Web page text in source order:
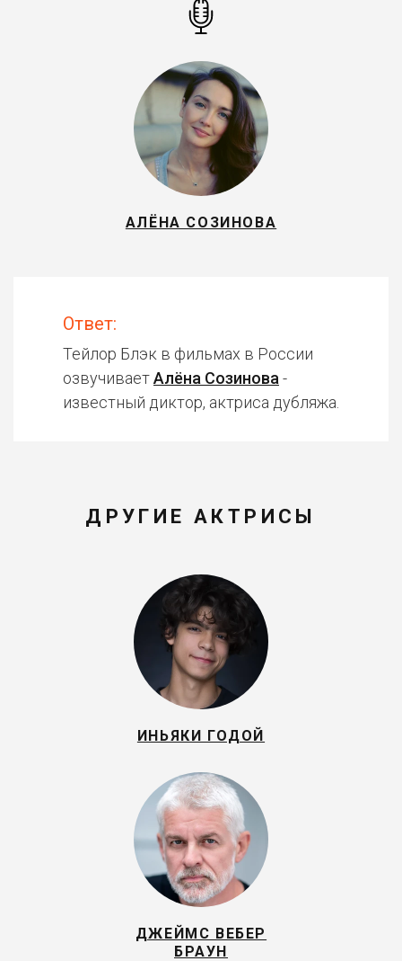
АЛЁНА СОЗИНОВА
Ответ:
Тейлор Блэк в фильмах в России
озвучиваетАлёна Созинова -
известный диктор, актриса дубляжа.
ДРУГИЕ АКТРИСЫ
ИНЬЯКИ ГОДОЙ
ДЖЕЙМС ВЕБЕР
БРАУН